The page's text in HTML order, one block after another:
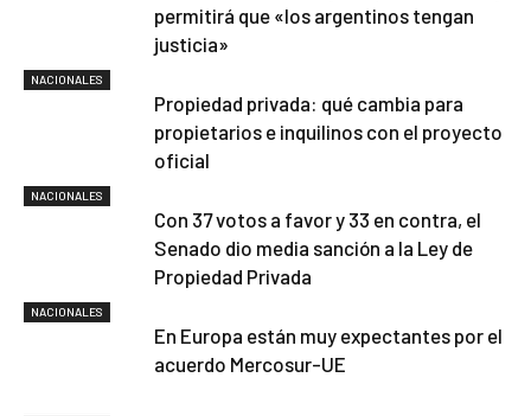
permitirá que «los argentinos tengan
justicia»
NACIONALES
Propiedad privada: qué cambia para
propietarios e inquilinos con el proyecto
oficial
NACIONALES
Con 37 votos a favor y 33 en contra, el
Senado dio media sanción a la Ley de
Propiedad Privada
NACIONALES
En Europa están muy expectantes por el
acuerdo Mercosur-UE